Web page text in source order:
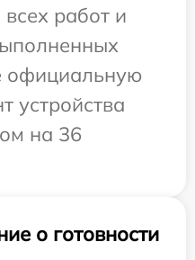
работ и
официальную
устройства
на 36
о готовности